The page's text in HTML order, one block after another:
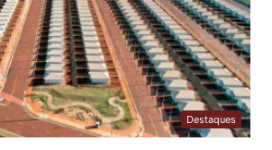
Destaques